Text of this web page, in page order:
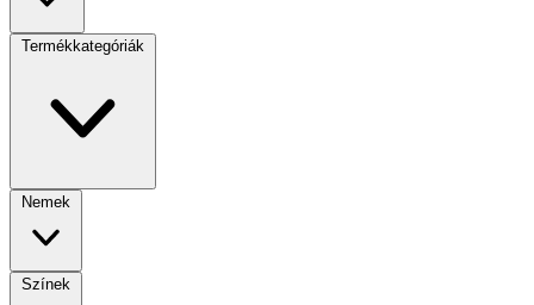
Termékkategóriák
Nemek
Színek